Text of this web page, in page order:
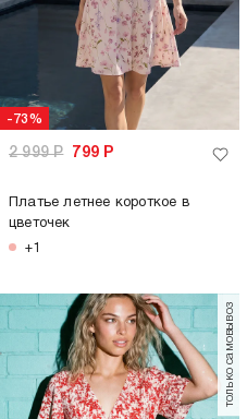
-73%
2 999Р 799 Р
Платье летнее короткое в
цветочек
+1
только самовывоз